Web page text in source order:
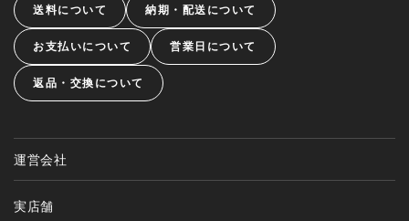
送料について 納期・配送について
お支払いについて 営業日について
返品・交換について
運営会社
実店舗